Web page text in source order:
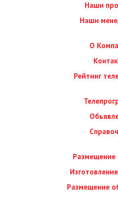
Наши
Наши
О
Рейтинг
Размещение
Размещение